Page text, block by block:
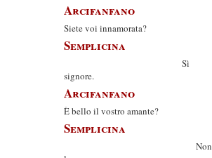
Arcifanfano
Siete voi innamorata?
Semplicina
Sì
signore.
Arcifanfano
È bello il vostro amante?
Semplicina
Non